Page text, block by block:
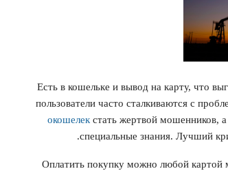
Есть в кошельке и вывод на карту, что
пользователи часто сталкиваются с
окошелекстать жертвой мошенников,
специальные знания. Лучший
Оплатить покупку можно любой